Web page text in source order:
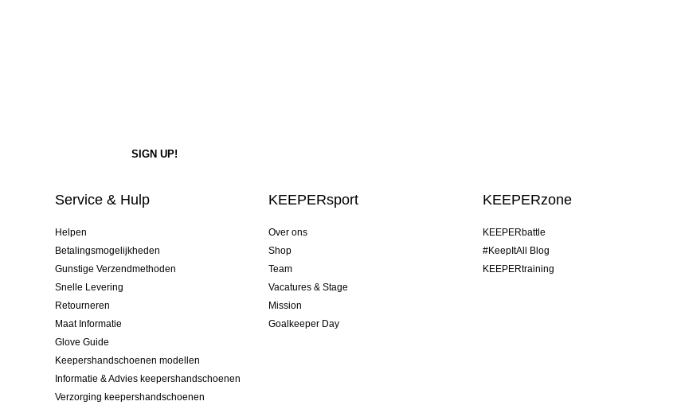
Service & Hulp
Helpen
Betalingsmogelijkheden
Gunstige Verzendmethoden
Snelle Levering
Retourneren
Maat Informatie
Glove Guide
Keepershandschoenen modellen
Informatie & Advies keepershandschoenen
Verzorging keepershandschoenen
KEEPERsport
Over ons
Shop
Team
Vacatures & Stage
Mission
Goalkeeper Day
KEEPERzone
KEEPERbattle
#KeepItAll Blog
KEEPERtraining